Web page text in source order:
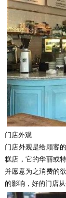
门店外观
门店外观是给顾客
糕店，它的华丽或
并愿意为之消费的
的影响，好的门店